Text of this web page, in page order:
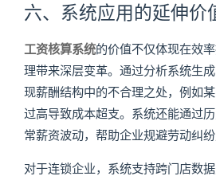
六、系统应用的延伸价
工资核算系统的价值不仅体现在效
理带来深层变革。通过分析系统生
现薪酬结构中的不合理之处，例如
过高导致成本超支。系统还能通过
常薪资波动，帮助企业规避劳动纠纷
对于连锁企业，系统支持跨门店数